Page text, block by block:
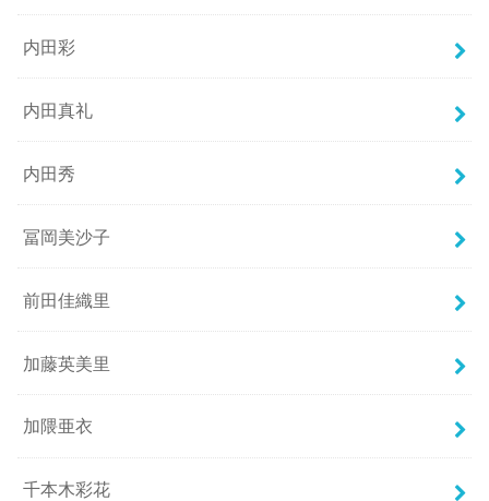
内田彩
内田真礼
内田秀
冨岡美沙子
前田佳織里
加藤英美里
加隈亜衣
千本木彩花